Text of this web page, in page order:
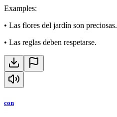
Examples:
• Las flores del jardín son preciosas.
• Las reglas deben respetarse.
con